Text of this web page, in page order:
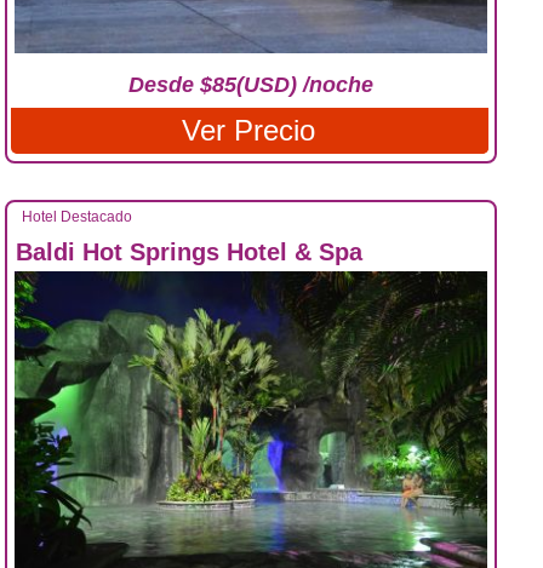
Desde $85(USD) /noche
Ver Precio
Hotel Destacado
Baldi Hot Springs Hotel & Spa